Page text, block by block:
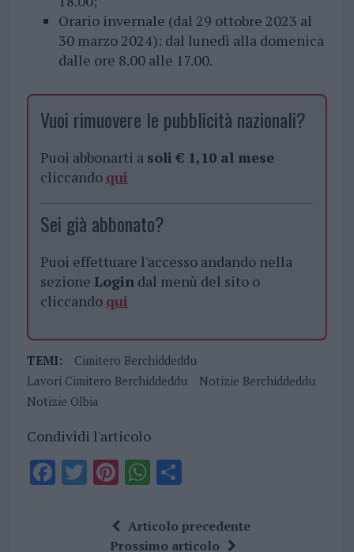
Orario invernale (dal 29 ottobre 2023 al
30 marzo 2024): dal lunedì alla domenica
dalle ore 8.00 alle 17.00.
Vuoi rimuovere le pubblicità nazionali?
Puoi abbonarti a soli € 1,10 al mese
cliccando qui
Sei già abbonato?
Puoi effettuare l'accesso andando nella
sezione Logindal menù del sito o
cliccando qui
TEMI:
Cimitero Berchiddeddu
Lavori Cimitero Berchiddeddu
Notizie Berchiddeddu
Notizie Olbia
Condividi l'articolo
F T Pi
te
W
at
S
a
Articolo precedente
Prossimo articolo